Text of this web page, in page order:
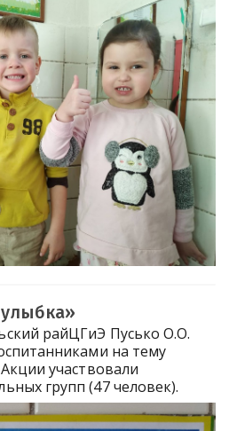
райЦГиЭ Пусько О.О.
на тему
участвовали
групп (47 человек).